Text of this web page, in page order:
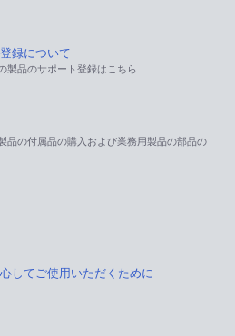
録について
製品のサポート登録はこちら
品の付属品の購入および業務用製品の部品の
してご使用いただくために